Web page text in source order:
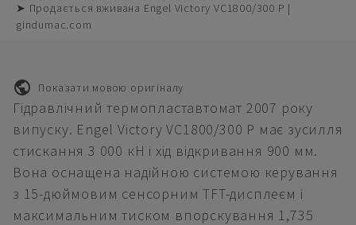
➤ Продається вживана Engel Victory VC1800/300 P |
gindumac.com
Показати мовою оригіналу
Гідравлічний термопластавтомат 2007 року
випуску. Engel Victory VC1800/300 P має зусилля
стискання 3 000 кН і хід відкривання 900 мм.
Вона оснащена надійною системою керування
з 15-дюймовим сенсорним TFT-дисплеєм і
максимальним тиском впорскування 1,735